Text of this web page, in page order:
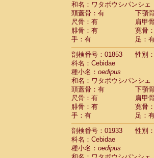
和名：ワタボウシパンシェ
頭蓋骨：有
下顎
尺骨：有
肩甲
腓骨：有
寛骨
手：有
足：
剖検番号：01853
性別
科名：Cebidae
種小名： oedipus
和名：ワタボウシパンシェ
頭蓋骨：有
下顎
尺骨：有
肩甲
腓骨：有
寛骨
手：有
足：
剖検番号：01933
性別
科名：Cebidae
種小名： oedipus